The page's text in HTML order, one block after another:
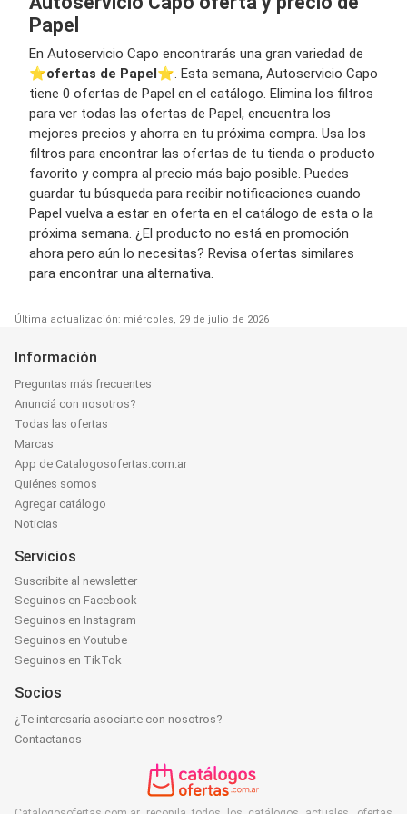
Papel
En Autoservicio Capo encontrarás una gran variedad de
⭐️ofertas de Papel⭐️. Esta semana, Autoservicio Capo
tiene 0 ofertas de Papel en el catálogo. Elimina los filtros
para ver todas las ofertas de Papel, encuentra los
mejores precios y ahorra en tu próxima compra. Usa los
filtros para encontrar las ofertas de tu tienda o producto
favorito y compra al precio más bajo posible. Puedes
guardar tu búsqueda para recibir notificaciones cuando
Papel vuelva a estar en oferta en el catálogo de esta o la
próxima semana. ¿El producto no está en promoción
ahora pero aún lo necesitas? Revisa ofertas similares
para encontrar una alternativa.
Última actualización: miércoles, 29 de julio de 2026
Información
Preguntas más frecuentes
Anunciá con nosotros?
Todas las ofertas
Marcas
App de Catalogosofertas.com.ar
Quiénes somos
Agregar catálogo
Noticias
Servicios
Suscribite al newsletter
Seguinos en Facebook
Seguinos en Instagram
Seguinos en Youtube
Seguinos en TikTok
Socios
¿Te interesaría asociarte con nosotros?
Contactanos